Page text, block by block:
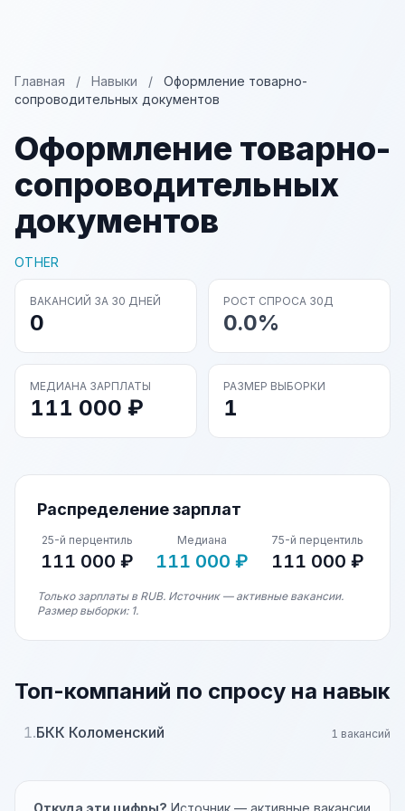
Главная / Навыки /
Оформление товарно-
сопроводительных документов
Оформление товарно-
сопроводительных
документов
OTHER
ВАКАНСИЙ ЗА 30 ДНЕЙ
0
РОСТ СПРОСА 30Д
0.0%
МЕДИАНА ЗАРПЛАТЫ
111 000 ₽
РАЗМЕР ВЫБОРКИ
1
Распределение зарплат
25-й перцентиль
111 000 ₽
Медиана
111 000 ₽
75-й перцентиль
111 000 ₽
Только зарплаты в RUB. Источник — активные вакансии.
Размер выборки: 1.
Топ-компаний по спросу на навык
1.БКК Коломенский 1 вакансий
Откуда эти цифры? Источник — активные вакансии